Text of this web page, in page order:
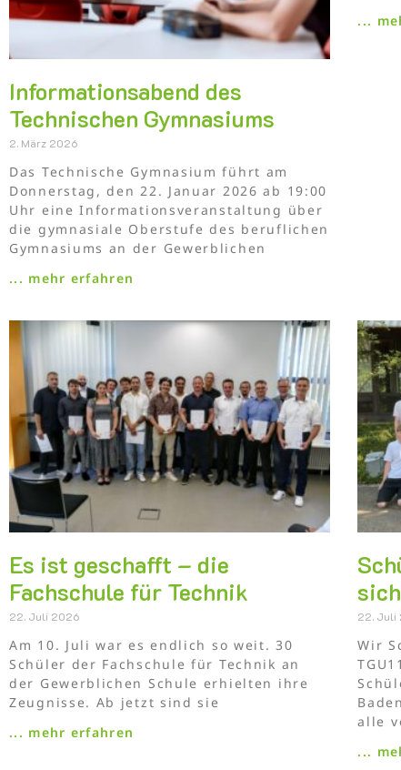
Informationsabend des
Technischen Gymnasiums
2. März 2026
Das Technische Gymnasium führt am
Donnerstag, den 22. Januar 2026 ab 19:00
Uhr eine Informationsveranstaltung über
die gymnasiale Oberstufe des beruflichen
Gymnasiums an der Gewerblichen
... mehr erfahren
...
Es ist geschafft – die
Fachschule für Technik
22. Juli 2026
Am 10. Juli war es endlich so weit. 30
Schüler der Fachschule für Technik an
der Gewerblichen Schule erhielten ihre
Zeugnisse. Ab jetzt sind sie
... mehr erfahren
22. Juli
Wir
alle
...